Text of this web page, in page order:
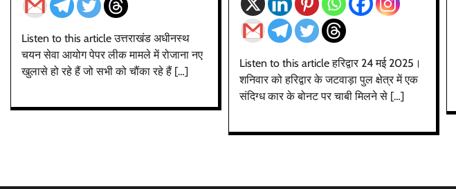
Listen to this article उत्तराखंड अधीनस्थ
चयन सेवा आयोग पेपर लीक मामले में रोजाना नए
खुलासे हो रहे हैं जो सभी को चौंका रहे हैं […]
Listen to this article हरिद्वार 24 मई 2025।
शनिवार को हरिद्वार के जटवाड़ा पुल क्षेत्र में एक
संदिग्ध कार के बोनट पर चाबी मिलने से […]